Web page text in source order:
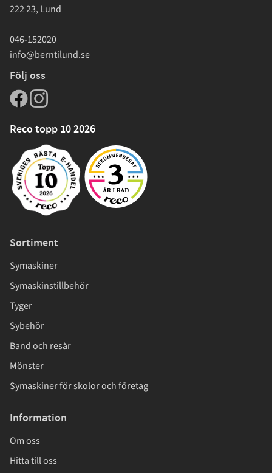
222 23, Lund
046-152020
info@berntilund.se
Följ oss
Reco topp 10 2026
Sortiment
Symaskiner
Symaskinstillbehör
Tyger
Sybehör
Band och resår
Mönster
Symaskiner för skolor och företag
Information
Om oss
Hitta till oss